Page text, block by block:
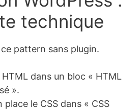
technique
pattern sans plugin.
dans un bloc « HTML
».
place le CSS dans « CSS